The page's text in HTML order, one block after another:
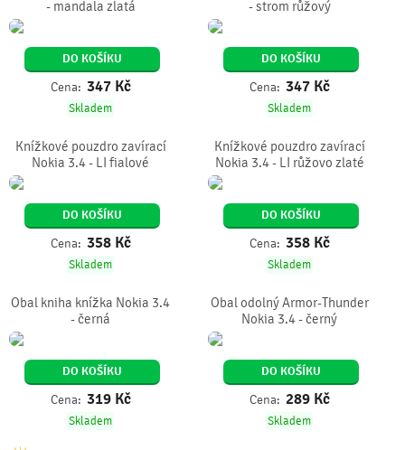
- mandala zlatá
DO KOŠÍKU
Cena: 347 Kč
Skladem
- strom růžový
DO KOŠÍKU
Cena: 347 Kč
Skladem
Knížkové pouzdro zavírací
Nokia 3.4 - LI fialové
DO KOŠÍKU
Cena: 358 Kč
Skladem
Knížkové pouzdro zavírací
Nokia 3.4 - LI růžovo zlaté
DO KOŠÍKU
Cena: 358 Kč
Skladem
Obal kniha knížka Nokia 3.4
- černá
DO KOŠÍKU
Cena: 319 Kč
Skladem
Obal odolný Armor-Thunder
Nokia 3.4 - černý
DO KOŠÍKU
Cena: 289 Kč
Skladem